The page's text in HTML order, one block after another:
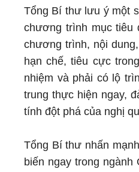
Tổng Bí thư lưu ý một
chương trình mục tiêu
chương trình, nội
hạn chế, tiêu cực
nhiệm và phải có lộ
trung thực hiện ngay,
tính đột phá của nghị
Tổng Bí thư nhấn
biến ngay trong